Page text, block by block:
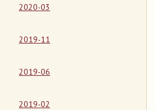
2020-03
2019-11
2019-06
2019-02